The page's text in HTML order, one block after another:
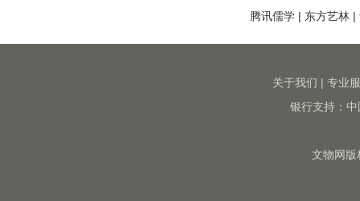
腾讯儒学 | 东方艺林 |
关于我们 | 专业
银行支持：
文物网